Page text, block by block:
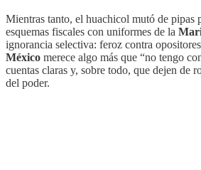
Mientras tanto, el huachicol mutó de pipas
esquemas fiscales con uniformes de la
ignorancia selectiva: feroz contra
México merece algo más que “no tengo
cuentas claras y, sobre todo, que dejen de
del poder.